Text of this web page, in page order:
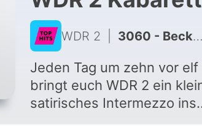
WDR 2 3060 - Becker & Jünemann: Retter der Rheinpegel
Jeden Tag um zehn vor elf
bringt euch WDR 2 ein
satirisches Intermezzo ins
Haus. Auch im Sommer.